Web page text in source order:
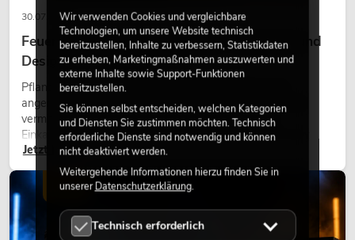
30.07.2026
Feuerhemmende Kunstpflanzen: Sicherheit und
Design perfekt kombiniert
Pflanzen machen Räume lebendig. Sie schaffen eine
angenehme Atmosphäre, verbessern das Ambiente und
vermitteln Natürlichkeit. Ob in Hotels, Restaurants,
Einkaufszentren, Bürogebäuden oder auf Messeständen:
eine hochwertige Begrünung gehört heute längst zum
modernen Raumkonzept.
Jetzt lesen
LICHT
Wir verwenden Cookies und vergleichbare
Technologien, um unsere Website technisch
bereitzustellen, Inhalte zu verbessern, Statistikdaten
zu erheben, Marketingmaßnahmen auszuwerten und
externe Inhalte sowie Support-Funktionen
bereitzustellen.
Sie können selbst entscheiden, welchen Kategorien
und Diensten Sie zustimmen möchten. Technisch
erforderliche Dienste sind notwendig und können
nicht deaktiviert werden.
Weitergehende Informationen hierzu finden Sie in
unsererDatenschutzerklärung.
Technisch erforderlich